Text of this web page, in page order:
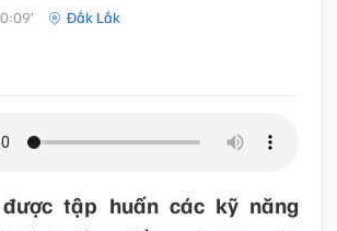
Đắk Lắk
tập huấn các kỹ năng